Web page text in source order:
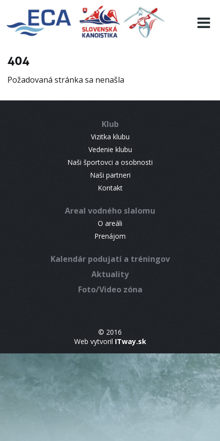
404
Požadovaná stránka sa nenašla
Klub
Vizitka klubu
Vedenie klubu
Naši športovci a osobnosti
Naši partneri
Kontakt
Areal vodného slalomu
O areáli
Prenájom
Kalendár podujatí a tréningov
Aktuality
Foto/Video zóna
© 2016
Web vytvoril ITway.sk
EURO 19
INFO
RESULTS
CONTACT